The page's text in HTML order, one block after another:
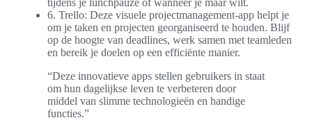
tijdens je lunchpauze of wanneer je maar wilt.
6. Trello: Deze visuele projectmanagement-app helpt je
om je taken en projecten georganiseerd te houden. Blijf
op de hoogte van deadlines, werk samen met teamleden
en bereik je doelen op een efficiënte manier.
“Deze innovatieve apps stellen gebruikers in staat
om hun dagelijkse leven te verbeteren door
middel van slimme technologieën en handige
functies.”